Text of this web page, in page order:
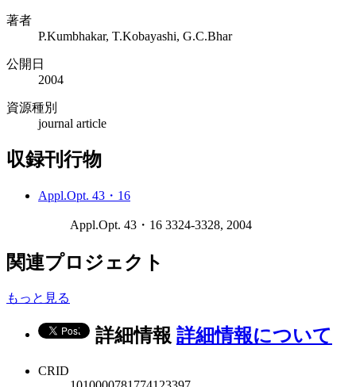
著者
P.Kumbhakar, T.Kobayashi, G.C.Bhar
公開日
2004
資源種別
journal article
収録刊行物
Appl.Opt. 43・16
Appl.Opt. 43・16 3324-3328, 2004
関連プロジェクト
もっと見る
詳細情報 詳細情報について
CRID